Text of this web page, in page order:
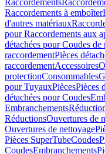
Raccordements
Raccordements à emboîter
d'autres matériaux
pour Raccordements aux
détachées pour Coudes de
raccordementPièces
raccordementAccessoires
protectionConsommables
pour TuyauxPiècesPièces
détachées pour Coudes
Embranchements
RéductionsOuvertures de
Ouvertures de nettoyage
Pièces SuperTubeCoudes
CoudesEmbranchements